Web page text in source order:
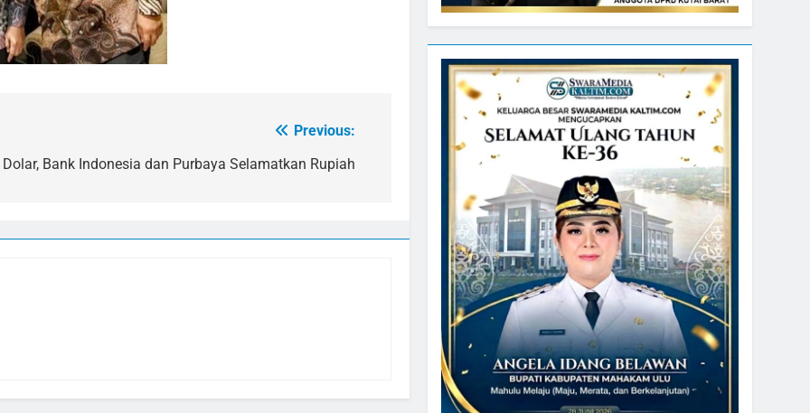
Previous:
Bank Indonesia dan Purbaya Selamatkan Rupiah